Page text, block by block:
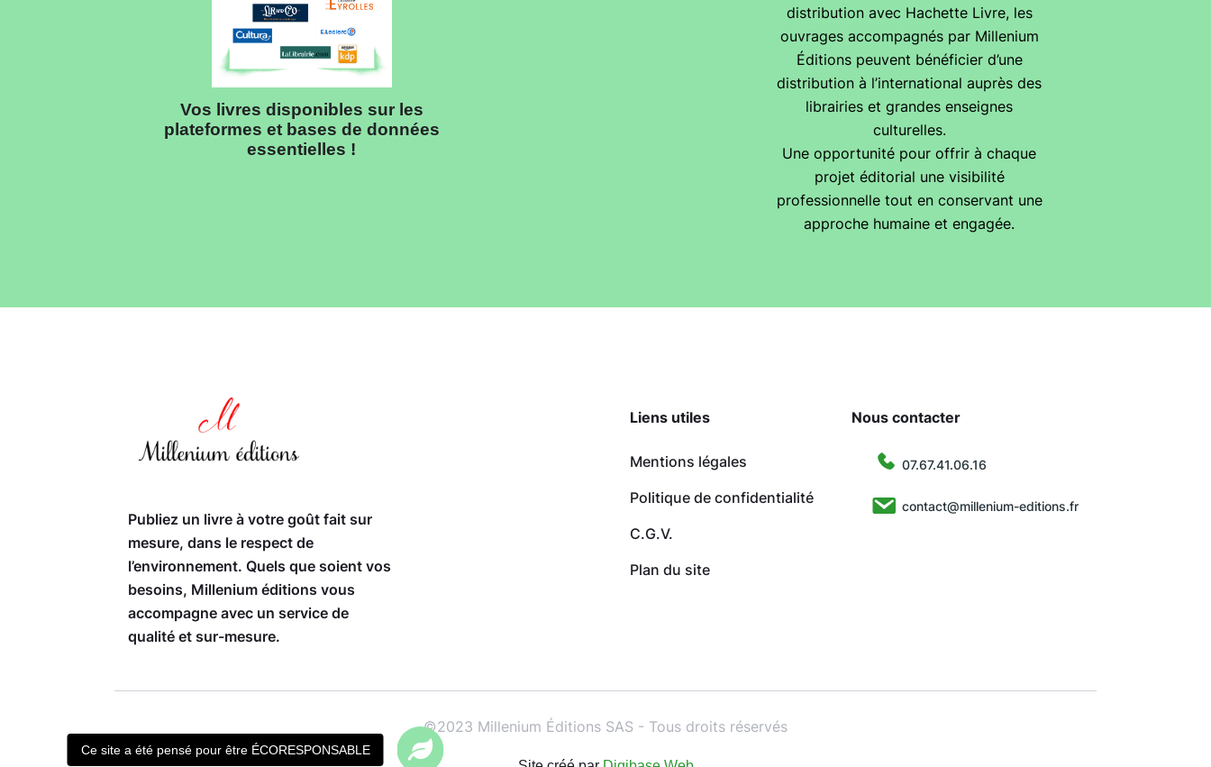
Ce site a été pensé pour être ÉCORESPONSABLE
Vos livres disponibles sur les
plateformes et bases de données
essentielles !
distribution avec Hachette Livre, les
ouvrages accompagnés par Millenium
Éditions peuvent bénéficier d’une
distribution à l’international auprès des
librairies et grandes enseignes
culturelles.
Une opportunité pour offrir à chaque
projet éditorial une visibilité
professionnelle tout en conservant une
approche humaine et engagée.
Publiez un livre à votre goût fait sur
mesure, dans le respect de
l’environnement. Quels que soient vos
besoins, Millenium éditions vous
accompagne avec un service de
qualité et sur-mesure.
Liens utiles
Mentions légales
Politique de confidentialité
C.G.V.
Plan du site
Nous contacter
07.67.41.06.16
contact@millenium-editions.fr
©2023 Millenium Éditions SAS - Tous droits réservés